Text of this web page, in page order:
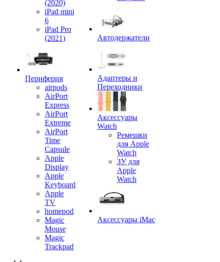
(2020)
iPad mini
6
iPad Pro
(2021)
Периферия
airpods
AirPort
Express
AirPort
Extreme
AirPort
Time
Capsule
Apple
Display
Apple
Keyboard
Apple
TV
homepod
Magic
Mouse
Magic
Trackpad
Автодержатели
Адаптеры и
Переходники
Аксессуары
Watch
Ремешки
для Apple
Watch
ЗУ для
Apple
Watch
Аксессуары iMac